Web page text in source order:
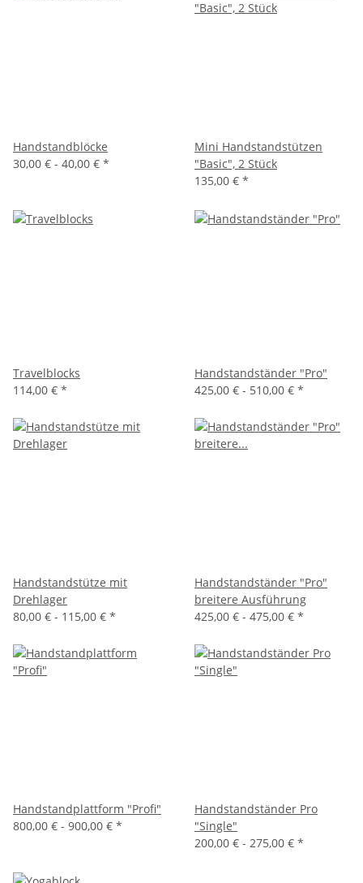
Handstandblöcke
30,00 € - 40,00 € *
Mini Handstandstützen
"Basic", 2 Stück
135,00 € *
Travelblocks
114,00 € *
Handstandständer "Pro"
425,00 € - 510,00 € *
Handstandstütze mit
Drehlager
80,00 € - 115,00 € *
Handstandständer "Pro"
breitere Ausführung
425,00 € - 475,00 € *
Handstandplattform "Profi"
800,00 € - 900,00 € *
Handstandständer Pro
"Single"
200,00 € - 275,00 € *